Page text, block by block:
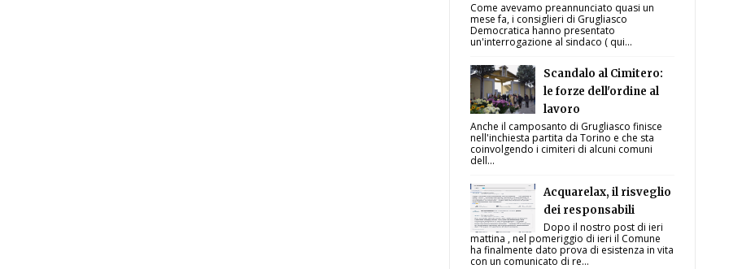
Come avevamo preannunciato quasi un
mese fa, i consiglieri di Grugliasco
Democratica hanno presentato
un'interrogazione al sindaco ( qui...
Scandalo al Cimitero:
le forze dell'ordine al
lavoro
Anche il camposanto di Grugliasco finisce
nell'inchiesta partita da Torino e che sta
coinvolgendo i cimiteri di alcuni comuni
dell...
Acquarelax, il risveglio
dei responsabili
Dopo il nostro post di ieri
mattina , nel pomeriggio di ieri il Comune
ha finalmente dato prova di esistenza in vita
con un comunicato di re...